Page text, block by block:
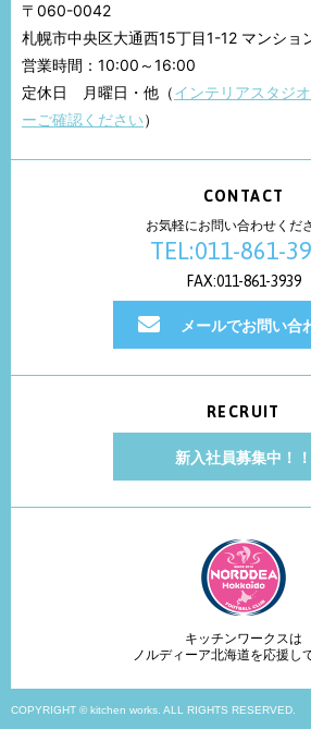
〒060-0042
札幌市中央区大通西15丁目1-12 マンショ
営業時間：10:00～16:00
定休日 月曜日・他（インテリアスタジ
ーご確認ください）
CONTACT
お気軽にお問い合わせくだ
TEL:011-861-
FAX:011-861-3939
メールでお問い合
RECRUIT
新入社員募集中！！
キッチンワークスは
ノルディーア北海道を応援し
COPYRIGHT © kitchen works. ALL RIGHTS RESERVED.